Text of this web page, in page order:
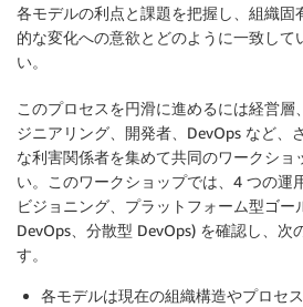
各モデルの利点と課題を把握し、組織固
的な変化への意欲とどのように一致して
い。
このプロセスを円滑に進めるには経営層
ジニアリング、開発者、DevOps など、
な利害関係者を集めて共同のワークショ
い。このワークショップでは、4 つの運
ビジョニング、プラットフォーム型ゴー
DevOps、分散型 DevOps) を確認し、次
す。
各モデルは現在の組織構造やプロセ